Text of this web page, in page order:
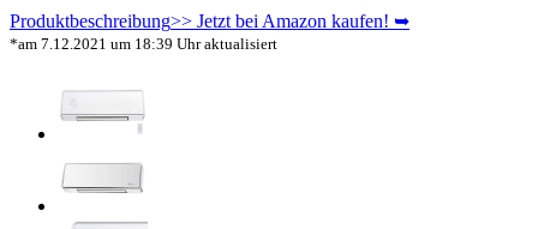
Produktbeschreibung>> Jetzt bei Amazon kaufen! ➥
*am 7.12.2021 um 18:39 Uhr aktualisiert